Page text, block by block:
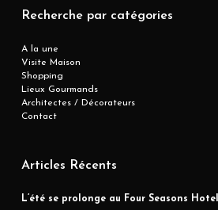
Recherche par catégories
A la une
Visite Maison
Shopping
Lieux Gourmands
Architectes / Décorateurs
Contact
Articles Récents
L’été se prolonge au Four Seasons